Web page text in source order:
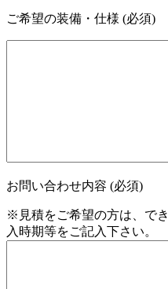
ご希望の装備・仕様 (必須)
お問い合わせ内容 (必須)
※見積をご希望の方は、で
入時期等をご記入下さい。